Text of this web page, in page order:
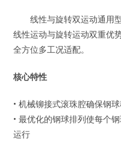
线性与旋转双运动通用型
线性运动与旋转运动双重优
全方位多工况适配。
核心特性
• 机械铆接式滚珠腔确保钢
• 最优化的钢球排列使每个
运行